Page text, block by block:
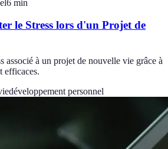
6 min
le Stress lors d'un Projet de
associé à un projet de nouvelle vie grâce à
efficaces.
développement personnel